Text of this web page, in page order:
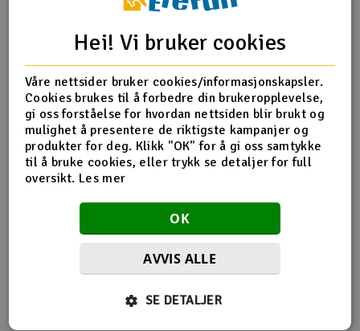
Raketter
Smarthjem, lek & hobby
Solenergi
Sparkesykler & elkjøretøy
Verktøy, utstyr & tilbehør
Produktinformasjon
Fallskjerm laget i materiale som er av høy kvalitet og
svært revne-sikkert.
Diameter
35cm
Vekt
Beregnet for
50-100g vekt
Flere så også på
Hei! Vi bruker cookies
Våre nettsider bruker cookies/informasjonskapsler.
Cookies brukes til å forbedre din brukeropplevelse,
gi oss forståelse for hvordan nettsiden blir brukt og
mulighet å presentere de riktigste kampanjer og
produkter for deg. Klikk "OK" for å gi oss samtykke
til å bruke cookies, eller trykk se detaljer for full
oversikt. Les mer
OK
AVVIS ALLE
SE DETALJER